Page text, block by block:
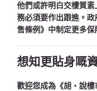
他們或許明白交樓質
務必須要作出跟進。
售條例》中制定更多保
想知更貼身嘅
歡迎您成為《胡‧說樓